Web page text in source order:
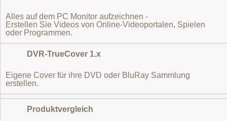
Alles auf dem PC Monitor aufzeichnen -
Erstellen Sie Videos von Online-Videoportalen, Spielen
oder Programmen.
DVR-TrueCover 1.x
Eigene Cover für ihre DVD oder BluRay Sammlung
erstellen.
Produktvergleich